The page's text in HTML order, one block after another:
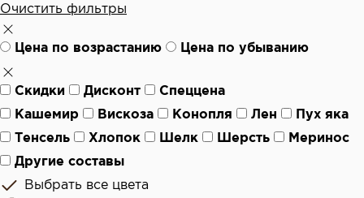
Очистить фильтры
Цена по возрастанию Цена по убыванию
Скидки Дисконт
Спеццена
Кашемир
Вискоза Конопля Лен
Пух яка
Тенсель
Хлопок Шелк Шерсть
Меринос
Другие составы
Выбрать все цвета